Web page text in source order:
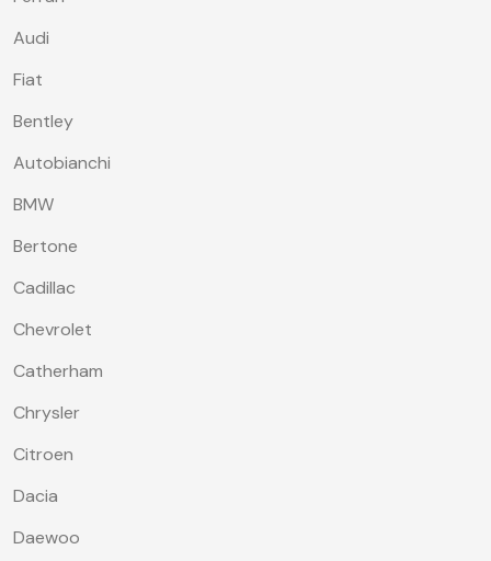
Audi
Fiat
Bentley
Autobianchi
BMW
Bertone
Cadillac
Chevrolet
Catherham
Chrysler
Citroen
Dacia
Daewoo